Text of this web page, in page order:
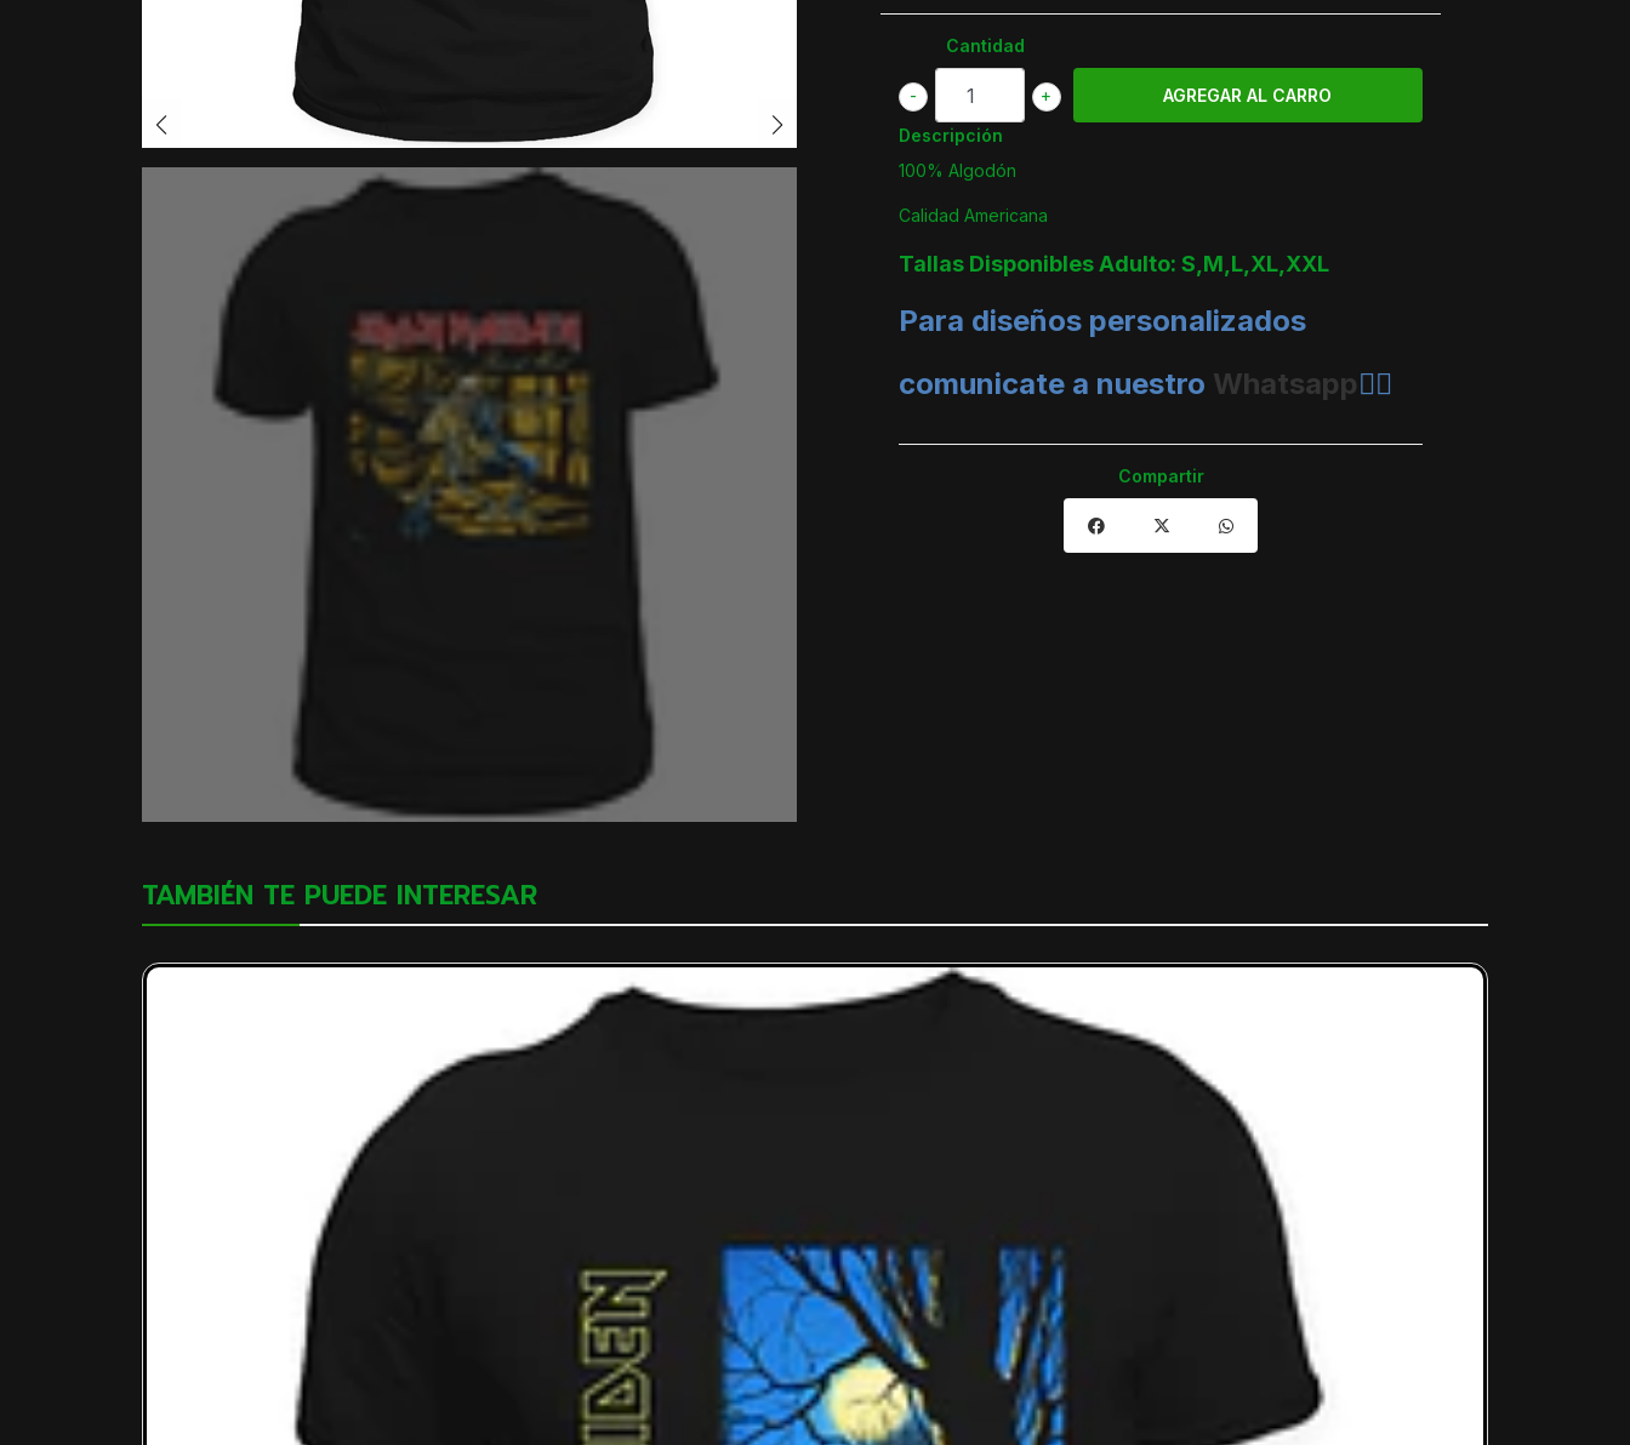
Cantidad
+
-
Descripción
100% Algodón
Calidad Americana
Tallas Disponibles Adulto: S,M,L,XL,XXL
Para diseños personalizados
comunicate a nuestro Whatsapp👈🏼
Compartir
TAMBIÉN TE PUEDE INTERESAR